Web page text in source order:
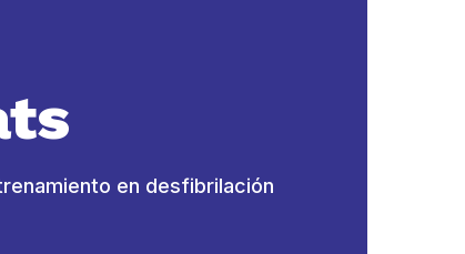
en desfibrilación